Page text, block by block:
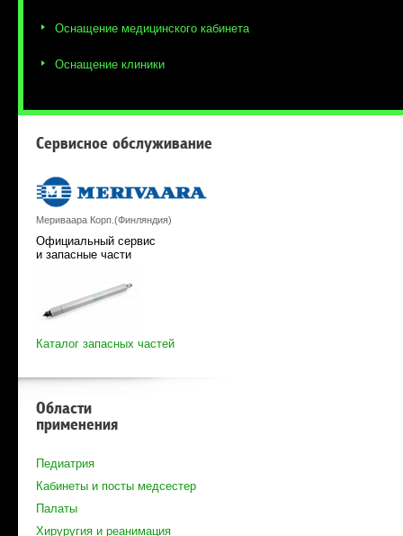
Оснащение медицинского кабинета
Оснащение клиники
Сервисное обслуживание
Мериваара Корп.(Финляндия)
Официальный сервис
и запасные части
Каталог запасных частей
Области
применения
Педиатрия
Кабинеты и посты медсестер
Палаты
Хируругия и реанимация